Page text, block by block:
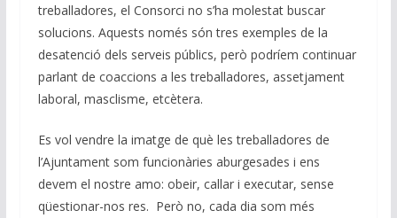
treballadores, el Consorci no s’ha molestat buscar
solucions. Aquests només són tres exemples de la
desatenció dels serveis públics, però podríem continuar
parlant de coaccions a les treballadores, assetjament
laboral, masclisme, etcètera.
Es vol vendre la imatge de què les treballadores de
l’Ajuntament som funcionàries aburgesades i ens
devem el nostre amo: obeir, callar i executar, sense
qüestionar-nos res. Però no, cada dia som més